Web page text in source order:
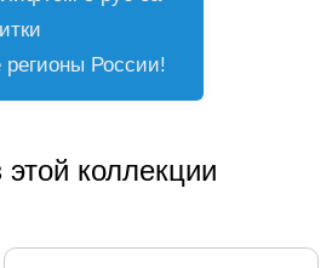
России!
коллекции